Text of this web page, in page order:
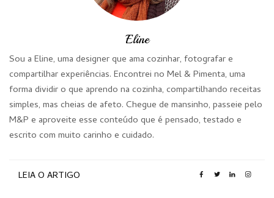
Eline
Sou a Eline, uma designer que ama cozinhar, fotografar e
compartilhar experiências. Encontrei no Mel & Pimenta, uma
forma dividir o que aprendo na cozinha, compartilhando receitas
simples, mas cheias de afeto. Chegue de mansinho, passeie pelo
M&P e aproveite esse conteúdo que é pensado, testado e
escrito com muito carinho e cuidado.
LEIA O ARTIGO